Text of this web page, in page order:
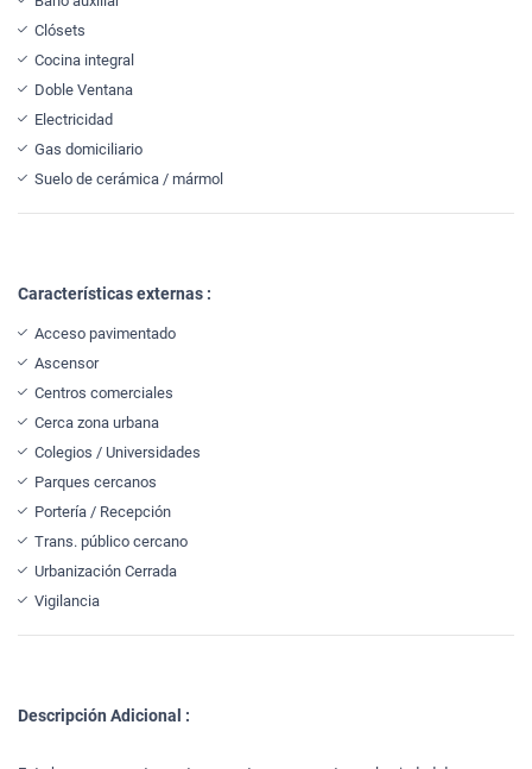
Clósets
Cocina integral
Doble Ventana
Electricidad
Gas domiciliario
Suelo de cerámica / mármol
Características externas :
Acceso pavimentado
Ascensor
Centros comerciales
Cerca zona urbana
Colegios / Universidades
Parques cercanos
Portería / Recepción
Trans. público cercano
Urbanización Cerrada
Vigilancia
Descripción Adicional :